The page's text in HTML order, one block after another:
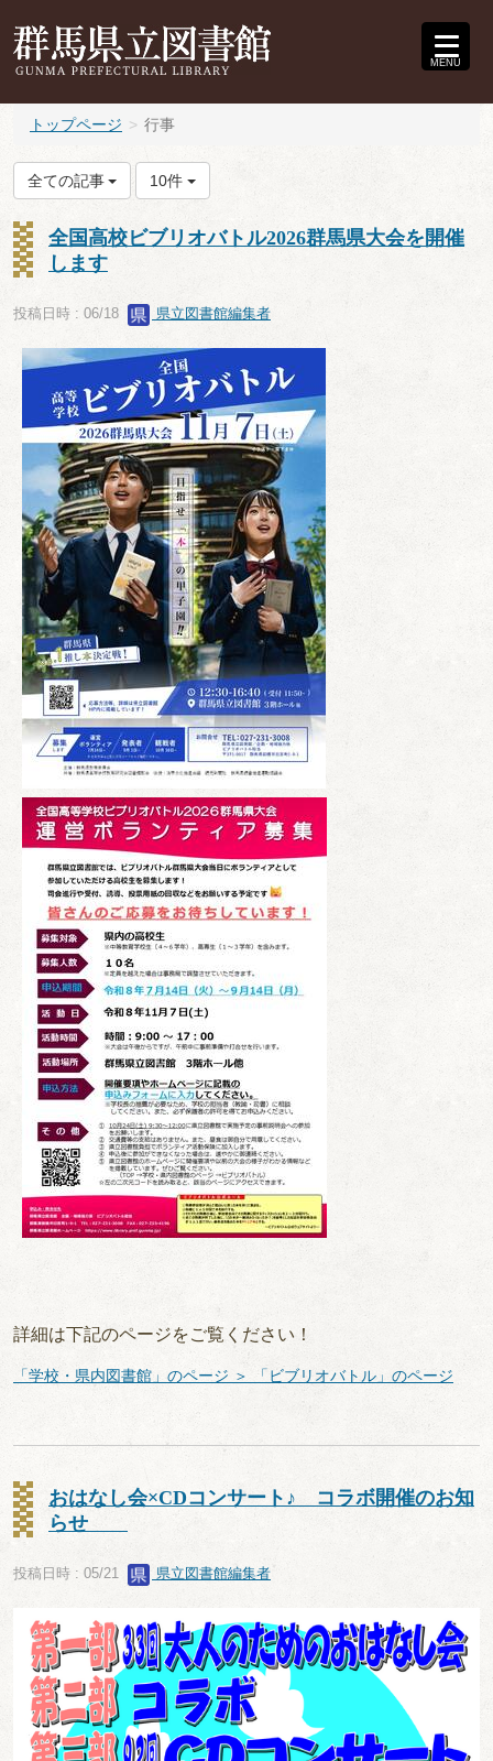
MENU
トップページ 行事
全ての記事 10件
全国高校ビブリオバトル2026群馬県大会を開催
します
投稿日時 : 06/18 県立図書館編集者
詳細は下記のページをご覧ください！
「学校・県内図書館」のページ ＞ 「ビブリオバトル」のページ
おはなし会×CDコンサート♪ コラボ開催のお知
らせ
投稿日時 : 05/21 県立図書館編集者